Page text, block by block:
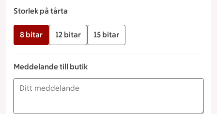
Storlek på tårta
8 bitar 12 bitar 15 bitar
Meddelande till butik